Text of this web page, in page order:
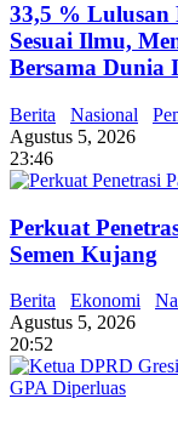
33,5 % Lulusan
Sesuai Ilmu,
Bersama Dunia
Berita Nasional
Agustus 5, 2026
23:46
Perkuat
Semen Kujang
Berita Ekonomi
Agustus 5, 2026
20:52